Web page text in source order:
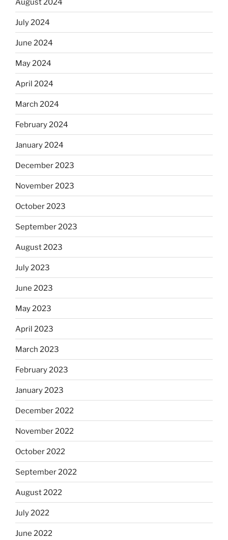
August 2024
July 2024
June 2024
May 2024
April 2024
March 2024
February 2024
January 2024
December 2023
November 2023
October 2023
September 2023
August 2023
July 2023
June 2023
May 2023
April 2023
March 2023
February 2023
January 2023
December 2022
November 2022
October 2022
September 2022
August 2022
July 2022
June 2022